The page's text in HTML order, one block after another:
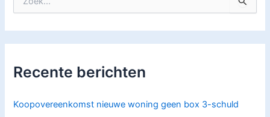
o
a
Recente berichten
Koopovereenkomst nieuwe woning geen box 3-schuld